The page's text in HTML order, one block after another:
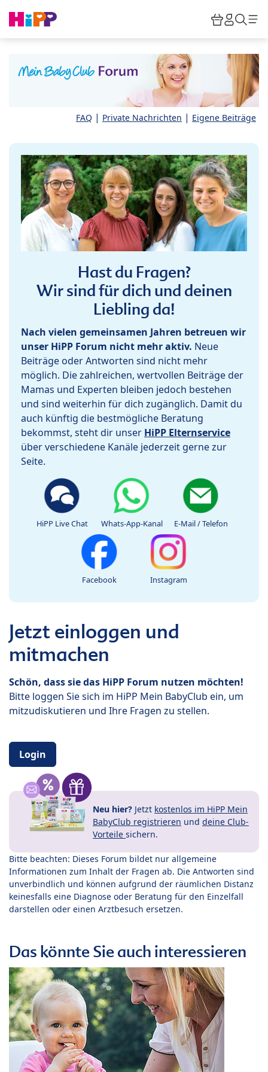
HiPP
FAQ | Private Nachrichten | Eigene Beiträge
Hast du Fragen?
Wir sind für dich und deinen
Liebling da!
Nach vielen gemeinsamen Jahren betreuen wir
unser HiPP Forum nicht mehr aktiv. Neue
Beiträge oder Antworten sind nicht mehr
möglich. Die zahlreichen, wertvollen Beiträge der
Mamas und Experten bleiben jedoch bestehen
und sind weiterhin für dich zugänglich. Damit du
auch künftig die bestmögliche Beratung
bekommst, steht dir unser HiPP Elternservice
über verschiedene Kanäle jederzeit gerne zur
Seite.
HiPP Live Chat Whats-App-Kanal E-Mail / Telefon
Facebook Instagram
Jetzt einloggen und
mitmachen
Schön, dass sie das HiPP Forum nutzen möchten!
Bitte loggen Sie sich im HiPP Mein BabyClub ein, um
mitzudiskutieren und Ihre Fragen zu stellen.
Login
Neu hier? Jetzt kostenlos im HiPP Mein
BabyClub registrieren und deine Club-
Vorteile sichern.
Bitte beachten: Dieses Forum bildet nur allgemeine
Informationen zum Inhalt der Fragen ab. Die Antworten sind
unverbindlich und können aufgrund der räumlichen Distanz
keinesfalls eine Diagnose oder Beratung für den Einzelfall
darstellen oder einen Arztbesuch ersetzen.
Das könnte Sie auch interessieren